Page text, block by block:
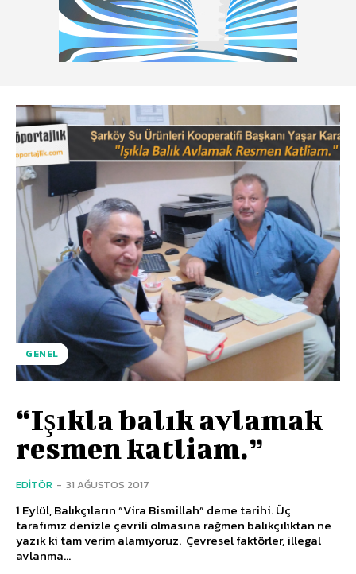
GENEL
“Işıkla balık avlamak
resmen katliam.”
EDITÖR - 31 AĞUSTOS 2017
1 Eylül, Balıkçıların “Vira Bismillah” deme tarihi. Üç
tarafımız denizle çevrili olmasına rağmen balıkçılıktan ne
yazık ki tam verim alamıyoruz. Çevresel faktörler, illegal
avlanma...